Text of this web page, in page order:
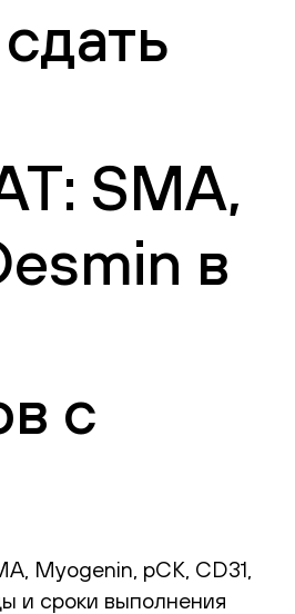
SMA,
в
с
Myogenin, pCK, CD31,
и сроки выполнения